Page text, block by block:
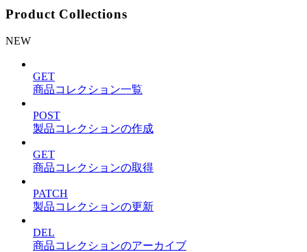
Product Collections
NEW
GET
商品コレクション一覧
POST
製品コレクションの作成
GET
商品コレクションの取得
PATCH
製品コレクションの更新
DEL
商品コレクションのアーカイブ